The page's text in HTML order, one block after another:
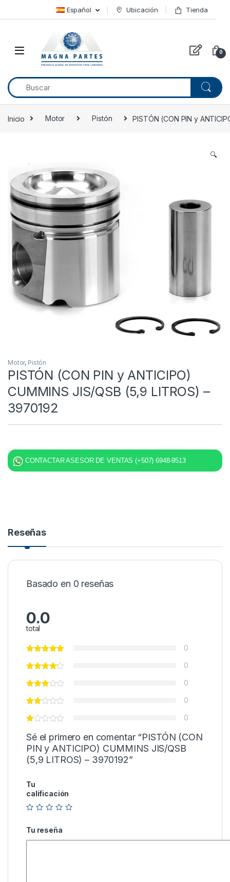
Skip to navigation Español Ubicación Tienda
0
Inicio Motor Pistón PISTÓN (CON PIN y
🔍
Motor, Pistón
PISTÓN (CON PIN y ANTICIPO)
CUMMINS JIS/QSB (5,9 LITROS) –
3970192
CONTACTAR ASESOR DE VENTAS (+507) 6948-9513
Reseñas
Basado en 0 reseñas
0.0
total
0
0
0
0
0
Sé el primero en comentar “PISTÓN (CON
PIN y ANTICIPO) CUMMINS JIS/QSB
(5,9 LITROS) – 3970192”
Tu
calificación
Tu reseña